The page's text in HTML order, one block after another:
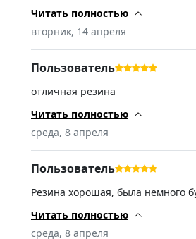
пришла именно та которую
Читать полностью
вторник, 14 апреля
Пользователь
отличная резина
Читать полностью
среда, 8 апреля
Пользователь
Резина хорошая, была немного
Читать полностью
среда, 8 апреля